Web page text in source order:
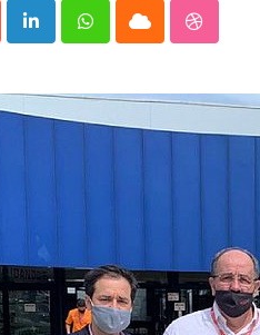
LinkedInWhatsappCloud